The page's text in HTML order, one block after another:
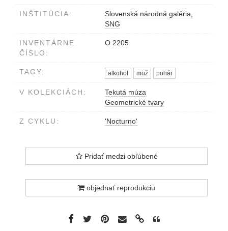
INŠTITÚCIA:
Slovenská národná galéria,
SNG
INVENTÁRNE
ČÍSLO:
O 2205
TAGY: alkohol muž pohár
V KOLEKCIÁCH:
Tekutá múza
Geometrické tvary
Z CYKLU: 'Nocturno'
Pridať medzi obľúbené
objednať reprodukciu